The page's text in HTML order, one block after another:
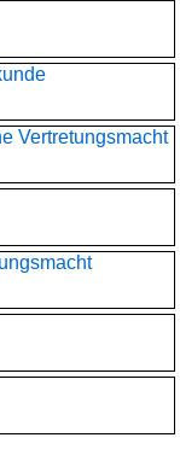
Vertretungsmacht